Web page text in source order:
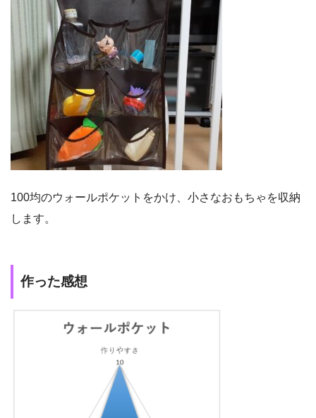
100均のウォールポケットをかけ、小さなおもちゃを収納
します。
作った感想